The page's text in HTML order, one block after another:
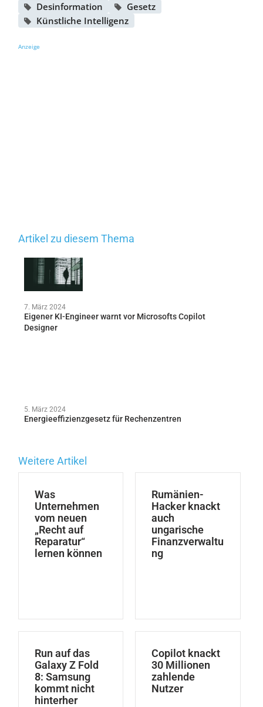
Desinformation
Gesetz
Künstliche Intelligenz
Anzeige
Artikel zu diesem Thema
7. März 2024
Eigener KI-Engineer warnt vor Microsofts Copilot
Designer
5. März 2024
Energieeffizienzgesetz für Rechenzentren
Weitere Artikel
Was
Unternehmen
vom neuen
„Recht auf
Reparatur“
lernen können
Rumänien-
Hacker knackt
auch
ungarische
Finanzverwaltu
ng
Run auf das
Galaxy Z Fold
8: Samsung
kommt nicht
hinterher
Copilot knackt
30 Millionen
zahlende
Nutzer